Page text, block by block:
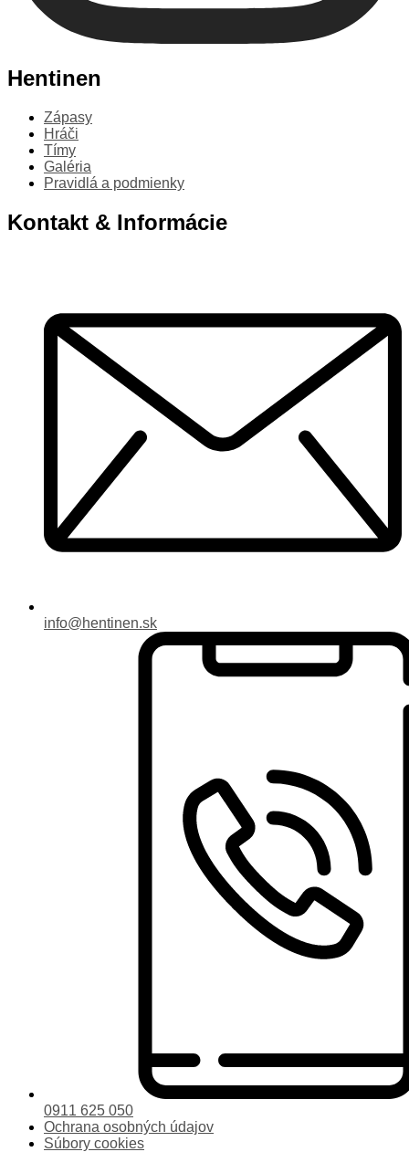
Hentinen
Zápasy
Hráči
Tímy
Galéria
Pravidlá a podmienky
Kontakt & Informácie
info@hentinen.sk
0911 625 050
Ochrana osobných údajov
Súbory cookies